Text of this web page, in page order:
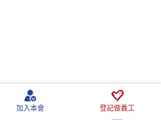
加入本會 登記做義工
盟有限公司版權所有
Cookie 政策聲明